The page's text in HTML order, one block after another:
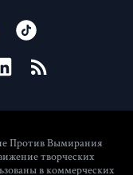
Против Вымирания
творческих
в коммерческих